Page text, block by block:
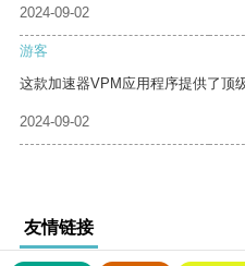
2024-09-02
游客
这款加速器VPM应用程序提供了顶
2024-09-02
友情链接